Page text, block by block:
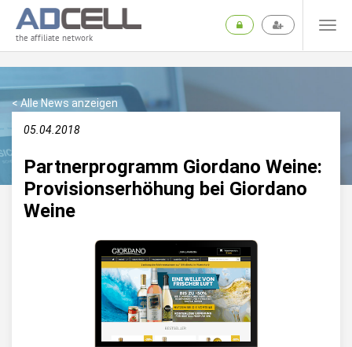
the affiliate network
< Alle News anzeigen
05.04.2018
Partnerprogramm Giordano Weine:
Provisionserhöhung bei Giordano
Weine